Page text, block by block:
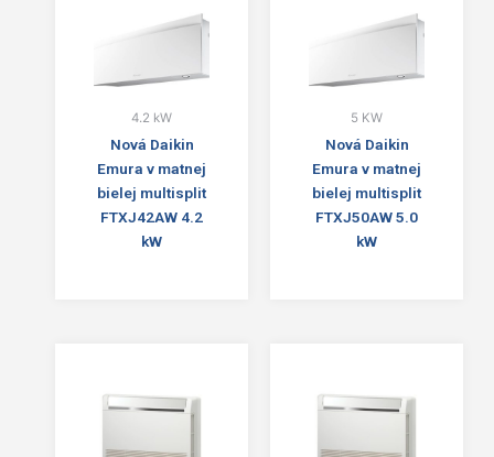
4.2 kW
Nová Daikin
Emura v matnej
bielej multisplit
FTXJ42AW 4.2
kW
5 KW
Nová Daikin
Emura v matnej
bielej multisplit
FTXJ50AW 5.0
kW